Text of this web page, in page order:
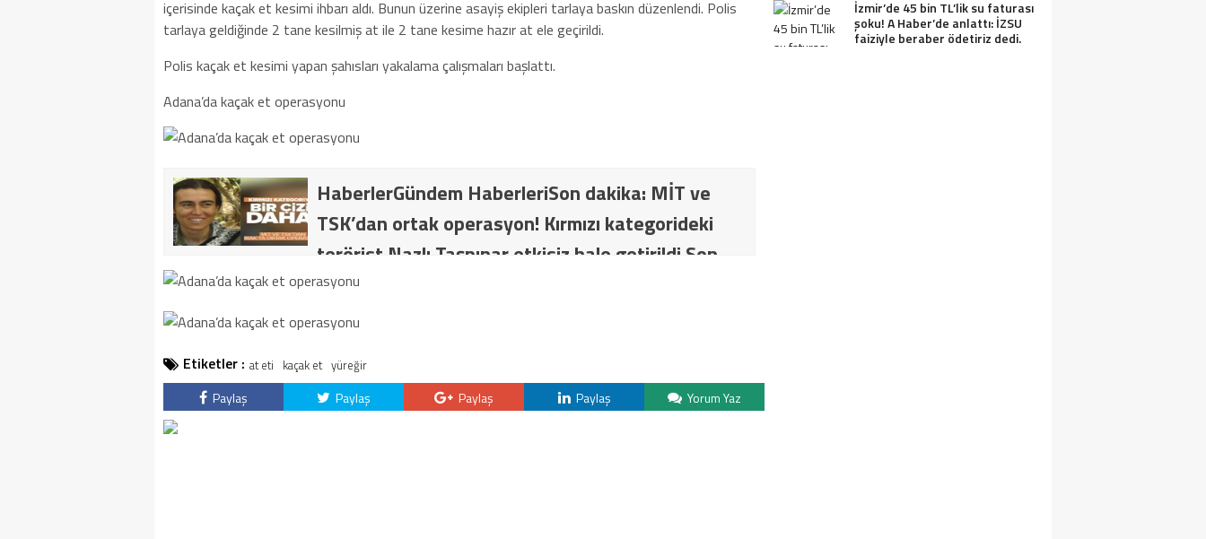
içerisinde kaçak et kesimi ihbarı aldı. Bunun üzerine asayiş ekipleri tarlaya baskın düzenlendi. Polis
tarlaya geldiğinde 2 tane kesilmiş at ile 2 tane kesime hazır at ele geçirildi.
Polis kaçak et kesimi yapan şahısları yakalama çalışmaları başlattı.
Adana’da kaçak et operasyonu
HaberlerGündem HaberleriSon dakika: MİT ve
TSK’dan ortak operasyon! Kırmızı kategorideki
terörist Nazlı Taşpınar etkisiz hale getirildi Son
dakika: MİT ve TSK’dan ortak operasyon! Kırmızı
kategorideki terörist Nazlı Taşpınar etkisiz hale
Etiketler : at eti kaçak et yüreğir
Paylaş Paylaş Paylaş Paylaş Yorum Yaz
İzmir’de 45 bin TL’lik su faturası
şoku! A Haber’de anlattı: İZSU
faiziyle beraber ödetiriz dedi.